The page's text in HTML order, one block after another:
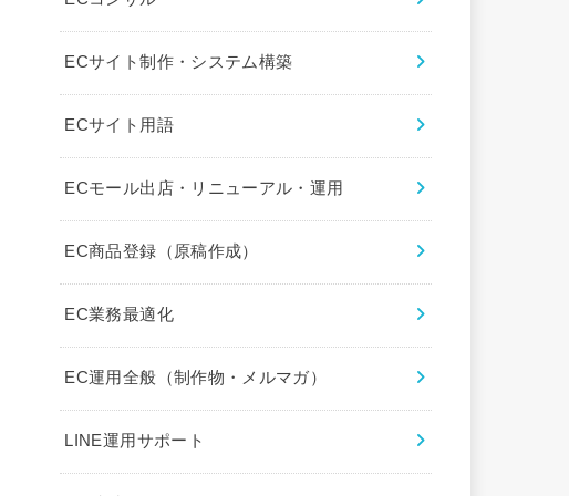
ECサイト制作・システム構築
ECサイト用語
ECモール出店・リニューアル・運用
EC商品登録（原稿作成）
EC業務最適化
EC運用全般（制作物・メルマガ）
LINE運用サポート